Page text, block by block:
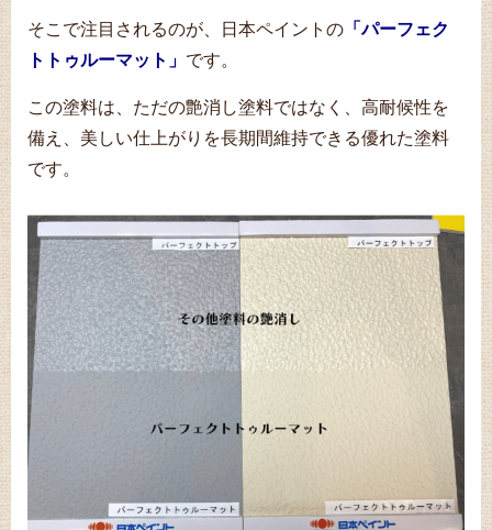
そこで注目されるのが、日本ペイントの 「パーフェク
トトゥルーマット」 です。
この塗料は、ただの艶消し塗料ではなく、高耐候性を
備え、美しい仕上がりを長期間維持できる優れた塗料
です。